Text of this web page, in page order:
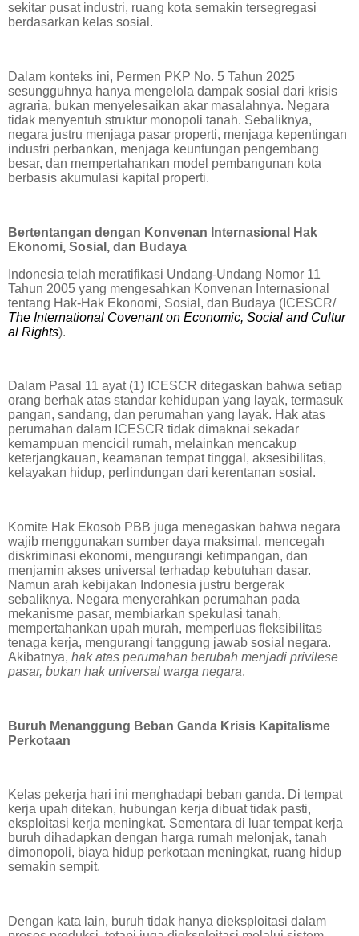
sekitar pusat industri, ruang kota semakin tersegregasi
berdasarkan kelas sosial.
Dalam konteks ini, Permen PKP No. 5 Tahun 2025
sesungguhnya hanya mengelola dampak sosial dari krisis
agraria, bukan menyelesaikan akar masalahnya. Negara
tidak menyentuh struktur monopoli tanah. Sebaliknya,
negara justru menjaga pasar properti, menjaga kepentingan
industri perbankan, menjaga keuntungan pengembang
besar, dan mempertahankan model pembangunan kota
berbasis akumulasi kapital properti.
Bertentangan dengan Konvenan Internasional Hak
Ekonomi, Sosial, dan Budaya
Indonesia telah meratifikasi Undang-Undang Nomor 11
Tahun 2005 yang mengesahkan Konvenan Internasional
tentang Hak-Hak Ekonomi, Sosial, dan Budaya (ICESCR/
The International Covenant on Economic, Social and Cultur
al Rights).
Dalam Pasal 11 ayat (1) ICESCR ditegaskan bahwa setiap
orang berhak atas standar kehidupan yang layak, termasuk
pangan, sandang, dan perumahan yang layak. Hak atas
perumahan dalam ICESCR tidak dimaknai sekadar
kemampuan mencicil rumah, melainkan mencakup
keterjangkauan, keamanan tempat tinggal, aksesibilitas,
kelayakan hidup, perlindungan dari kerentanan sosial.
Komite Hak Ekosob PBB juga menegaskan bahwa negara
wajib menggunakan sumber daya maksimal, mencegah
diskriminasi ekonomi, mengurangi ketimpangan, dan
menjamin akses universal terhadap kebutuhan dasar.
Namun arah kebijakan Indonesia justru bergerak
sebaliknya. Negara menyerahkan perumahan pada
mekanisme pasar, membiarkan spekulasi tanah,
mempertahankan upah murah, memperluas fleksibilitas
tenaga kerja, mengurangi tanggung jawab sosial negara.
Akibatnya, hak atas perumahan berubah menjadi privilese
pasar, bukan hak universal warga negara.
Buruh Menanggung Beban Ganda Krisis Kapitalisme
Perkotaan
Kelas pekerja hari ini menghadapi beban ganda. Di tempat
kerja upah ditekan, hubungan kerja dibuat tidak pasti,
eksploitasi kerja meningkat. Sementara di luar tempat kerja
buruh dihadapkan dengan harga rumah melonjak, tanah
dimonopoli, biaya hidup perkotaan meningkat, ruang hidup
semakin sempit.
Dengan kata lain, buruh tidak hanya dieksploitasi dalam